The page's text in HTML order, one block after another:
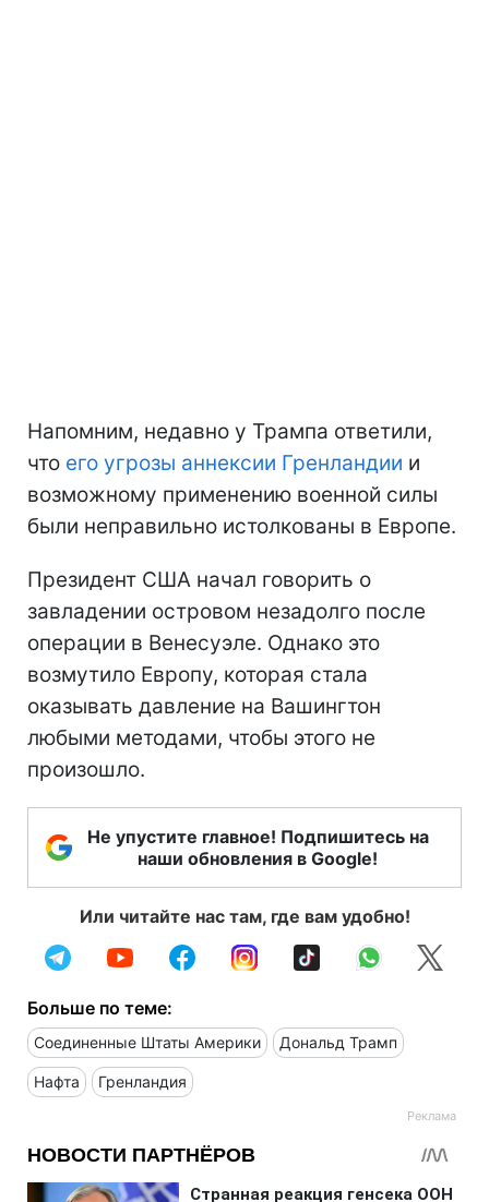
Напомним, недавно у Трампа ответили,
что его угрозы аннексии Гренландии и
возможному применению военной силы
были неправильно истолкованы в Европе.
Президент США начал говорить о
завладении островом незадолго после
операции в Венесуэле. Однако это
возмутило Европу, которая стала
оказывать давление на Вашингтон
любыми методами, чтобы этого не
произошло.
Не упустите главное! Подпишитесь на
наши обновления в Google!
Или читайте нас там, где вам удобно!
Больше по теме:
Соединенные Штаты Америки Дональд Трамп
Нафта Гренландия